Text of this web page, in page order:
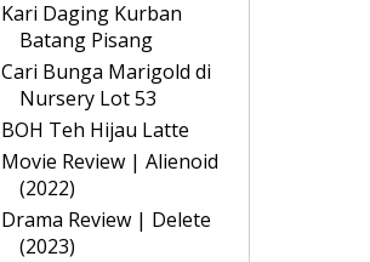
Kari Daging Kurban
Batang Pisang
Cari Bunga Marigold di
Nursery Lot 53
BOH Teh Hijau Latte
Movie Review | Alienoid
(2022)
Drama Review | Delete
(2023)